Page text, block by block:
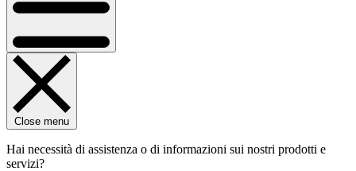
Close menu
Hai necessità di assistenza o di informazioni sui nostri prodotti e
servizi?